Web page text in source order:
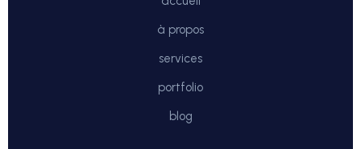
à propos
services
portfolio
blog